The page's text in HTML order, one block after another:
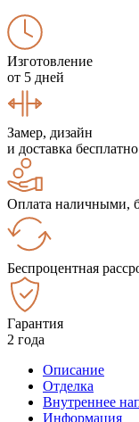
Изготовление
от 5 дней
Замер, дизайн
и доставка бесплатно
Оплата наличными,
Беспроцентная
Гарантия
2 года
Описание
Отделка
Внутреннее
Информация